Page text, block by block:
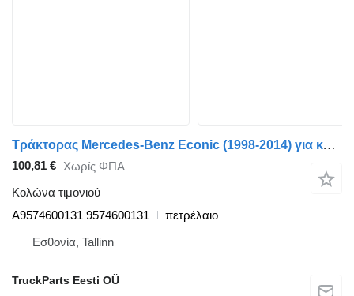
Τράκτορας Mercedes-Benz Econic (1998-2014) για κολώνα τιμονιού Mercedes-Benz Econic 2629 (01.98-) A9574600131
100,81 € Χωρίς ΦΠΑ
Κολώνα τιμονιού
A9574600131 9574600131
πετρέλαιο
Εσθονία, Tallinn
TruckParts Eesti OÜ